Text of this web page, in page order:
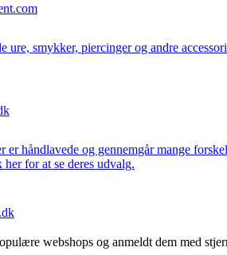
ure, smykker, piercinger og andre
er håndlavede og gennemgår mange
for at se deres udvalg.
webshops og anmeldt dem med